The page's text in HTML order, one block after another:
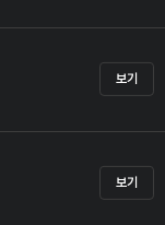
보기
보기